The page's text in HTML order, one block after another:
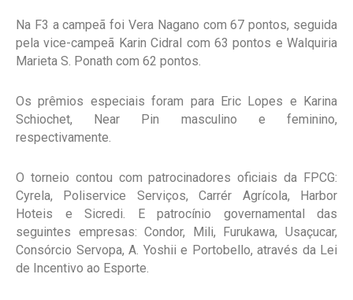
Na F3 a campeã foi Vera Nagano com 67 pontos, seguida
pela vice-campeã Karin Cidral com 63 pontos e Walquiria
Marieta S. Ponath com 62 pontos.
Os prêmios especiais foram para Eric Lopes e Karina
Schiochet, Near Pin masculino e feminino,
respectivamente.
O torneio contou com patrocinadores oficiais da FPCG:
Cyrela, Poliservice Serviços, Carrér Agrícola, Harbor
Hoteis e Sicredi. E patrocínio governamental das
seguintes empresas: Condor, Mili, Furukawa, Usaçucar,
Consórcio Servopa, A. Yoshii e Portobello, através da Lei
de Incentivo ao Esporte.